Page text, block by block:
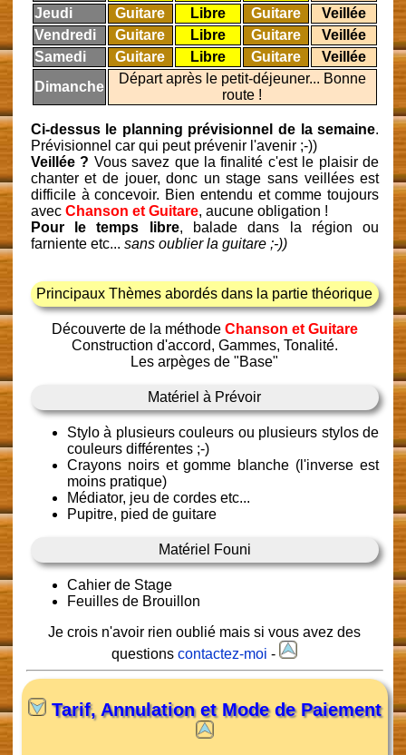
Jeudi
Guitare Libre Guitare
Veillée
Vendredi
Guitare Libre Guitare
Veillée
Samedi
Guitare Libre Guitare
Veillée
Dimanche
Départ après le petit-déjeuner... Bonne
route !
Ci-dessus le planning prévisionnel de la semaine.
Prévisionnel car qui peut prévenir l'avenir ;-))
Veillée ? Vous savez que la finalité c'est le plaisir de
chanter et de jouer, donc un stage sans veillées est
difficile à concevoir. Bien entendu et comme toujours
avec Chanson et Guitare, aucune obligation !
Pour le temps libre, balade dans la région ou
farniente etc... sans oublier la guitare ;-))
Principaux Thèmes abordés dans la partie théorique
Découverte de la méthode Chanson et Guitare
Construction d'accord, Gammes, Tonalité.
Les arpèges de "Base"
Matériel à Prévoir
Stylo à plusieurs couleurs ou plusieurs stylos de
couleurs différentes ;-)
Crayons noirs et gomme blanche (l'inverse est
moins pratique)
Médiator, jeu de cordes etc...
Pupitre, pied de guitare
Matériel Founi
Cahier de Stage
Feuilles de Brouillon
Je crois n'avoir rien oublié mais si vous avez des
questionscontactez-moi -
Tarif, Annulation et Mode de Paiement